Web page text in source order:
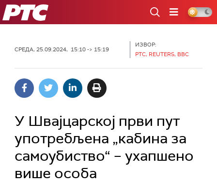
РТС
СРЕДА, 25.09.2024, 15:10 -> 15:19
ИЗВОР:
РТС, REUTERS, BBC
У Швајцарској први пут
употребљена „кабина за
самоубиство“ – ухапшено
више особа